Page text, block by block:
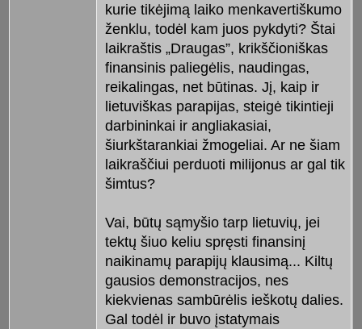
kurie tikėjimą laiko menkavertiškumo
ženklu, todėl kam juos pykdyti? Štai
laikraštis „Draugas”, krikščioniškas
finansinis paliegėlis, naudingas,
reikalingas, net būtinas. Jį, kaip ir
lietuviškas parapijas, steigė tikintieji
darbininkai ir angliakasiai,
šiurkštarankiai žmogeliai. Ar ne šiam
laikraščiui perduoti milijonus ar gal tik
šimtus?
Vai, būtų sąmyšio tarp lietuvių, jei
tektų šiuo keliu spręsti finansinį
naikinamų parapijų klausimą... Kiltų
gausios demonstracijos, nes
kiekvienas sambūrėlis ieškotų dalies.
Gal todėl ir buvo įstatymais